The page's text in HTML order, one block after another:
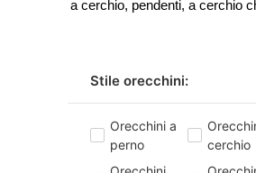
a cerchio, pendenti, a cerchio
Stile orecchini:
Orecchini a
perno
cerchio